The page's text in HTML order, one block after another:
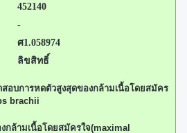
452140
-
ศ1.058974
ลิขสิทธิ์
อบการหดตัวสูงสุดของกล้ามเนื้อโดยสมัคร
brachii
กล้ามเนื้อโดยสมัครใจ(maximal